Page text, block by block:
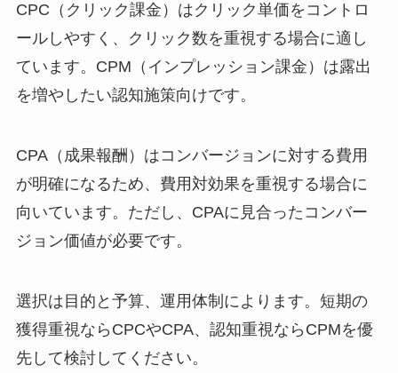
CPC（クリック課金）はクリック単価をコントロ
ールしやすく、クリック数を重視する場合に適し
ています。CPM（インプレッション課金）は露出
を増やしたい認知施策向けです。
CPA（成果報酬）はコンバージョンに対する費用
が明確になるため、費用対効果を重視する場合に
向いています。ただし、CPAに見合ったコンバー
ジョン価値が必要です。
選択は目的と予算、運用体制によります。短期の
獲得重視ならCPCやCPA、認知重視ならCPMを優
先して検討してください。